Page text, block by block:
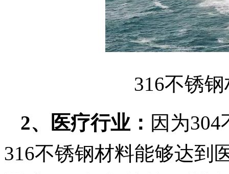
316不锈
2、
医疗行业： 因为304
316不锈钢材料能够达到